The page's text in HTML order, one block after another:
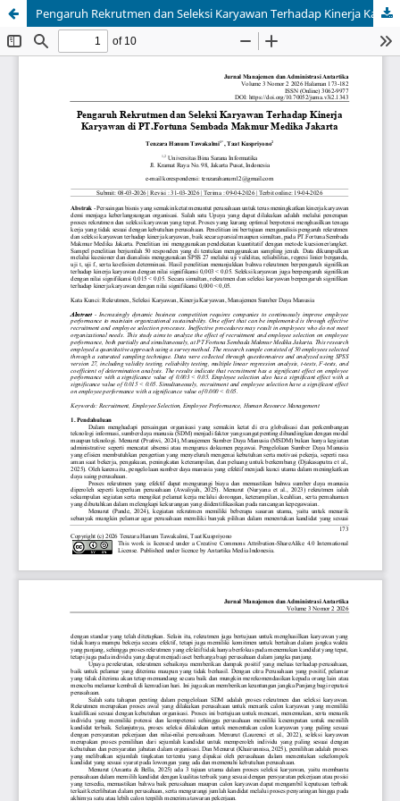
Pengaruh Rekrutmen dan Seleksi Karyawan Terhadap Kinerja Karyawan di PT.Fortuna Sembada Makmur Medika Jakarta